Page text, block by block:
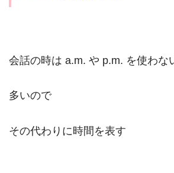
会話の時は a.m. や p.m. を使わな
多いので
その代わりに時間を表す